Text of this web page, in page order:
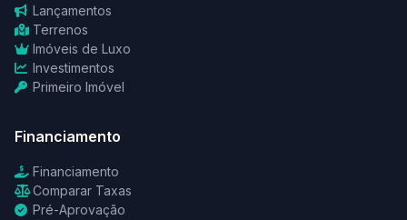
Lançamentos
Terrenos
Imóveis de Luxo
Investimentos
Primeiro Imóvel
Financiamento
Financiamento
Comparar Taxas
Pré-Aprovação